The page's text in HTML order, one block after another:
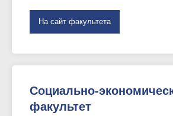
На сайт факультета
Социально-
факультет